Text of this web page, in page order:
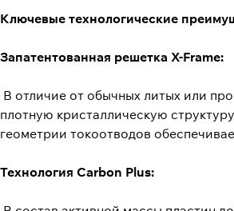
Ключевые технологические
Запатентованная решетка X-Frame:
В отличие от обычных литых или
плотную кристаллическую
геометрии токоотводов
Технология Carbon Plus: